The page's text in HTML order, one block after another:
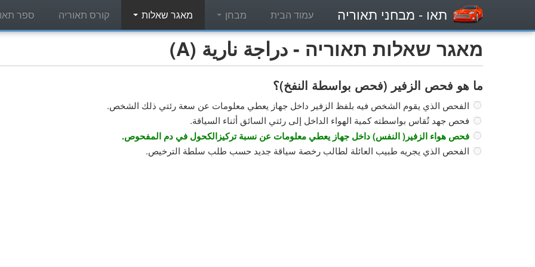
תאו - מבחני תאוריה עמוד הבית מבחן מאגר שאלות קורס תאוריה ספר
מאגר שאלות תאוריה - دراجة نارية (A)
ما هو فحص الزفير (فحص بواسطة النفخ)؟
الفحص الذي يقوم الشخص فيه بلفظ الزفير داخل جهاز يعطي معلومات عن سعة رئتي ذلك الشخص.
فحص جهد تُقاس بواسطته كمية الهواء الداخل إلى رئتي السائق أثناء السياقة.
فحص هواء الزفير( النفس) داخل جهاز يعطي معلومات عن نسبة تركيزالكحول في دم المفحوص.
الفحص الذي يجريه طبيب العائلة لطالب رخصة سياقة جديد حسب طلب سلطة الترخيص.